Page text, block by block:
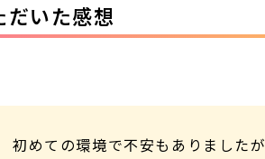
だいた感想
初めての環境で不安もありました